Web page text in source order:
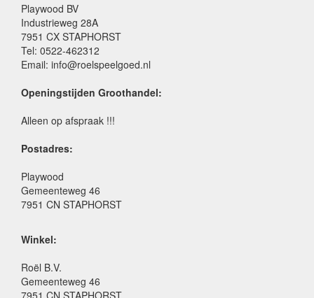
Playwood BV
Industrieweg 28A
7951 CX STAPHORST
Tel: 0522-462312
Email: info@roelspeelgoed.nl
Openingstijden Groothandel:
Alleen op afspraak !!!
Postadres:
Playwood
Gemeenteweg 46
7951 CN STAPHORST
Winkel:
Roël B.V.
Gemeenteweg 46
7951 CN STAPHORST